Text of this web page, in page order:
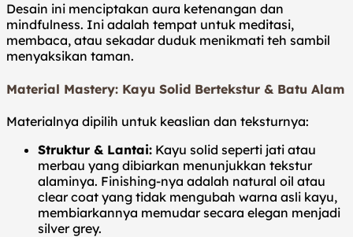
Desain ini menciptakan aura ketenangan dan
mindfulness. Ini adalah tempat untuk meditasi,
membaca, atau sekadar duduk menikmati teh sambil
menyaksikan taman.
Material Mastery: Kayu Solid Bertekstur & Batu Alam
Materialnya dipilih untuk keaslian dan teksturnya:
Struktur & Lantai: Kayu solid seperti jati atau
merbau yang dibiarkan menunjukkan tekstur
alaminya. Finishing-nya adalah natural oil atau
clear coat yang tidak mengubah warna asli kayu,
membiarkannya memudar secara elegan menjadi
silver grey.